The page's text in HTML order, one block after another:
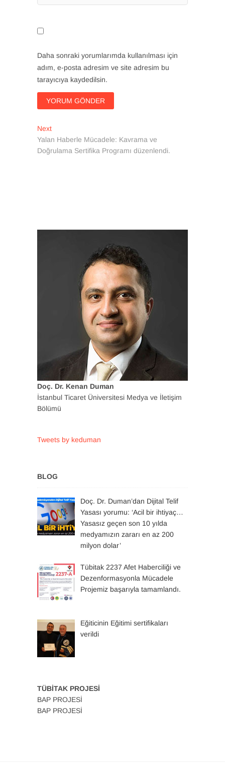
Daha sonraki yorumlarımda kullanılması için
adım, e-posta adresim ve site adresim bu
tarayıcıya kaydedilsin.
Yazı
gezinmesi
NextNext
post:
Yalan Haberle Mücadele: Kavrama ve
Doğrulama Sertifika Programı düzenlendi.
Doç. Dr. Kenan Duman
İstanbul Ticaret Üniversitesi Medya ve İletişim
Bölümü
Tweets by keduman
BLOG
Doç. Dr. Duman’dan Dijital Telif
Yasası yorumu: ‘Acil bir ihtiyaç…
Yasasız geçen son 10 yılda
medyamızın zararı en az 200
milyon dolar’
Tübitak 2237 Afet Haberciliği ve
Dezenformasyonla Mücadele
Projemiz başarıyla tamamlandı.
Eğiticinin Eğitimi sertifikaları
verildi
TÜBİTAK PROJESİ
BAP PROJESİ
BAP PROJESİ